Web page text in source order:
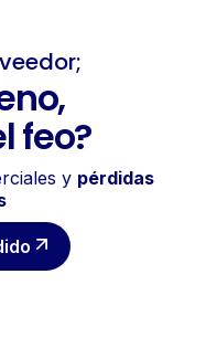
feo?
y pérdidas